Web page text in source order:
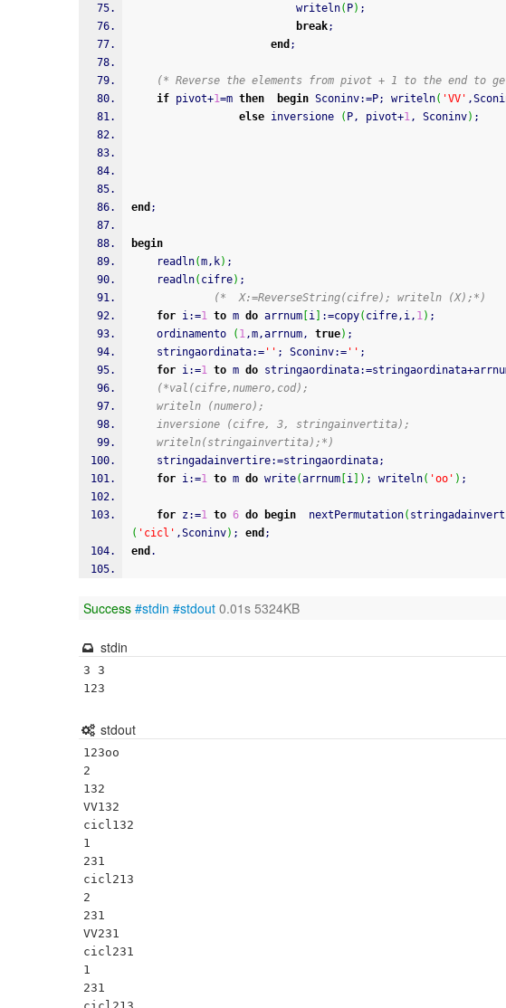
writeln( P) ;
break;
end ;
(* Reverse the elements from pivot + 1 to the end to
if pivot+1=m then begin Sconinv:=P; writeln( 'VV' ,
else inversione ( P, pivot+1, Sconinv) ;
end ;
begin
readln(m, k) ;
readln( cifre) ;
(*  X:=ReverseString(cifre); writeln (X);*)
for i:=1 to m do arrnum i :=copy( cifre, i, 1) ;
    ordinamento
( 1,m,arrnum, true) ;
    stringaordinata
:= '' ; Sconinv:= '' ;
for i:=1 to m do stringaordinata:=stringaordinata+
(*val(cifre,numero,cod);
writeln (numero);
inversione (cifre, 3, stringainvertita);
writeln(stringainvertita);*)
    stringadainvertire
:=stringaordinata;
for i:=1 to m do write(arrnum i ) ; writeln( 'oo' ) ;
for z:=1 to 6 do begin
  nextPermutation
(
( 'cicl' ,Sconinv) ; end ;
end .
Success #stdin #stdout 0.01s 5324KB
stdin
3 3
123
stdout
123oo
2
132
VV132
cicl132
1
231
cicl213
2
231
VV231
cicl231
1
231